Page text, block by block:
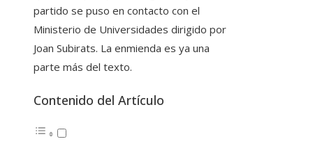
partido se puso en contacto con el
Ministerio de Universidades dirigido por
Joan Subirats. La enmienda es ya una
parte más del texto.
Contenido del Artículo